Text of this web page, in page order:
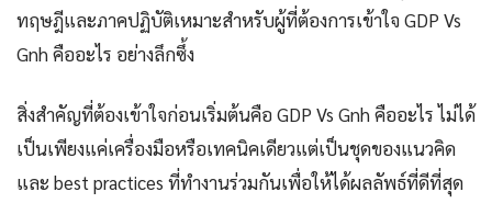
ทฤษฎีและภาคปฏิบัติเหมาะสำหรับผู้ที่ต้องการเข้าใจ GDP Vs
Gnh คืออะไร อย่างลึกซึ้ง
สิ่งสำคัญที่ต้องเข้าใจก่อนเริ่มต้นคือ GDP Vs Gnh คืออะไร ไม่ได้
เป็นเพียงแค่เครื่องมือหรือเทคนิคเดียวแต่เป็นชุดของแนวคิด
และ best practices ที่ทำงานร่วมกันเพื่อให้ได้ผลลัพธ์ที่ดีที่สุด